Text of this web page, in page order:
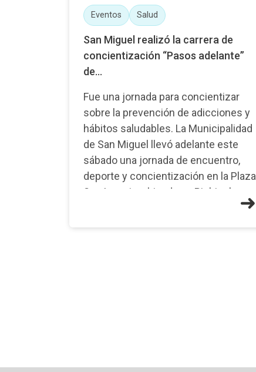
Eventos Salud
San Miguel realizó la carrera de
concientización “Pasos adelante”
de...
Fue una jornada para concientizar
sobre la prevención de adicciones y
hábitos saludables. La Municipalidad
de San Miguel llevó adelante este
sábado una jornada de encuentro,
deporte y concientización en la Plaza
San Ignacio, ubicada en Pichincha y